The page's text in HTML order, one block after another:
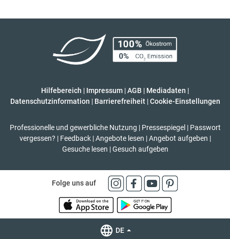
Hilfebereich | Impressum |AGB | Mediadaten |
Datenschutzinformation | Barrierefreiheit | Cookie-Einstellungen
Professionelle und gewerbliche Nutzung | Pressespiegel | Passwort
vergessen? | Feedback | Angebote lesen | Angebot aufgeben |
Gesuche lesen | Gesuch aufgeben
Folge uns auf
DE